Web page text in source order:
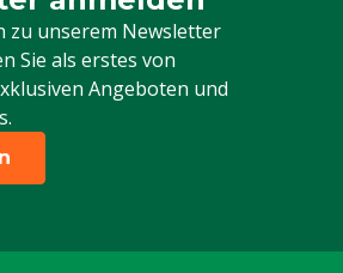
zu unserem Newsletter
Sie als erstes von
Angeboten und